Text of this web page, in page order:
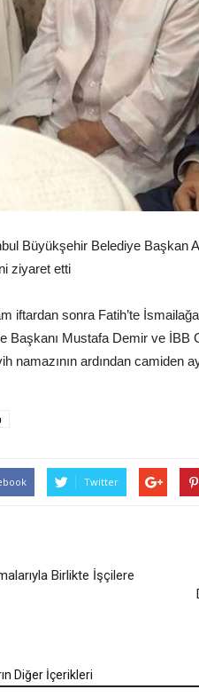
Büyükşehir Belediye Başkan
ziyaret etti
iftardan sonra Fatih’te
Başkanı Mustafa Demir ve İBB
namazının ardından camiden
Twitter
Birlikte İşçilere
Diğer İçerikleri